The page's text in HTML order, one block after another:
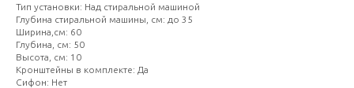
Тип установки: Над стиральной машиной
Глубина стиральной машины, см: до 35
Ширина,см: 60
Глубина, см: 50
Высота, см: 10
Кронштейны в комплекте: Да
Сифон: Нет